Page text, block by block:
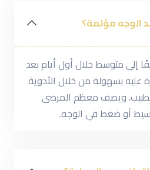
الوجه مؤلمة؟
إلى متوسط خلال أول أيام بعد
عليه بسهولة من خلال الأدوية
ويصف معظم المرضى
بسيط أو ضغط في الوجه.